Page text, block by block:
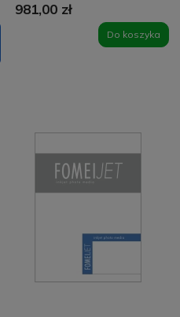
981,00 zł
Do koszyka